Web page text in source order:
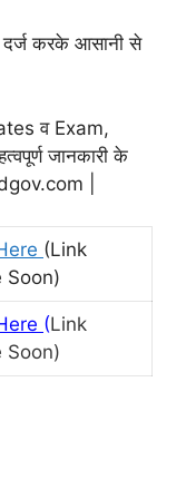
करके आसानी से
व Exam,
जानकारी के
|
(Link
Soon)
(Link
Soon)